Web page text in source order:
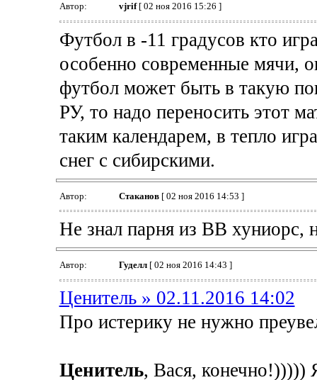
Автор: vjrif[ 02 ноя 2016 15:26 ]
Футбол в -11 градусов кто
особенно современные мячи,
футбол может быть в такую
РУ, то надо переносить этот
таким календарем, в тепло
снег с сибирскими.
Автор: Cтаканов[ 02 ноя 2016 14:53 ]
Не знал парня из ВВ хуниорс,
Автор: Гуделл[ 02 ноя 2016 14:43 ]
Ценитель » 02.11.2016 14:02
Про истерику не нужно
Ценитель, Вася, конечно!)))))